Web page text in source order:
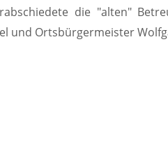
die "alten"
und Ortsbürgermeister